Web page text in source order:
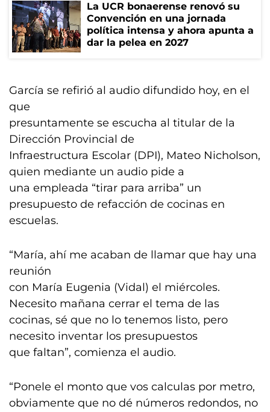
La UCR bonaerense renovó su
Convención en una jornada
política intensa y ahora apunta a
dar la pelea en 2027
García se refirió al audio difundido hoy, en el
que
presuntamente se escucha al titular de la
Dirección Provincial de
Infraestructura Escolar (DPI), Mateo Nicholson,
quien mediante un audio pide a
una empleada “tirar para arriba” un
presupuesto de refacción de cocinas en
escuelas.
“María, ahí me acaban de llamar que hay una
reunión
con María Eugenia (Vidal) el miércoles.
Necesito mañana cerrar el tema de las
cocinas, sé que no lo tenemos listo, pero
necesito inventar los presupuestos
que faltan”, comienza el audio.
“Ponele el monto que vos calculas por metro,
obviamente que no dé números redondos, no